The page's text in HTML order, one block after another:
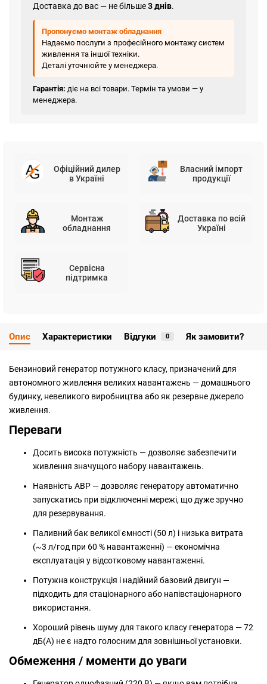
Доставка до вас — не більше3 днів.
Пропонуємо монтаж обладнання
Надаємо послуги з професійного монтажу систем
живлення та іншої техніки.
Деталі уточнюйте у менеджера.
Гарантія: діє на всі товари. Термін та умови — у
менеджера.
Офіційний дилер
в Україні
Власний імпорт
продукції
Монтаж
обладнання
Доставка по всій
Україні
Сервісна
підтримка
Опис Характеристики Відгуки 0 Як замовити?
Бензиновий генератор потужного класу, призначений для
автономного живлення великих навантажень — домашнього
будинку, невеликого виробництва або як резервне джерело
живлення.
Переваги
Досить висока потужність — дозволяє забезпечити
живлення значущого набору навантажень.
Наявність АВР — дозволяє генератору автоматично
запускатись при відключенні мережі, що дуже зручно
для резервування.
Паливний бак великої ємності (50 л) і низька витрата
(~3 л/год при 60 % навантаженні) — економічна
експлуатація у відсотковому навантаженні.
Потужна конструкція і надійний базовий двигун —
підходить для стаціонарного або напівстаціонарного
використання.
Хороший рівень шуму для такого класу генератора — 72
дБ(А) не є надто голосним для зовнішньої установки.
Обмеження / моменти до уваги